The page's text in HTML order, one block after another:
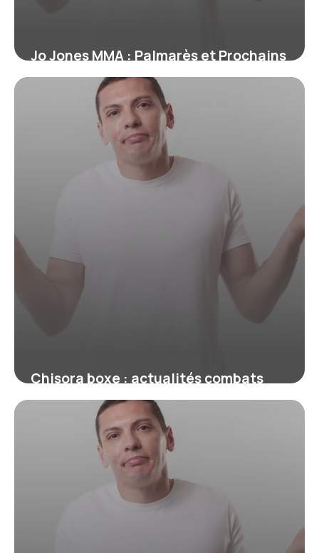
Jo Jones MMA : Palmarès et Prochains
Combats
Chisora boxe : actualités combats
2026